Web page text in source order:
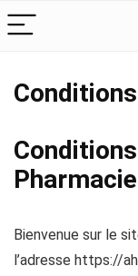
Bienvenue sur le
l’adresse https://